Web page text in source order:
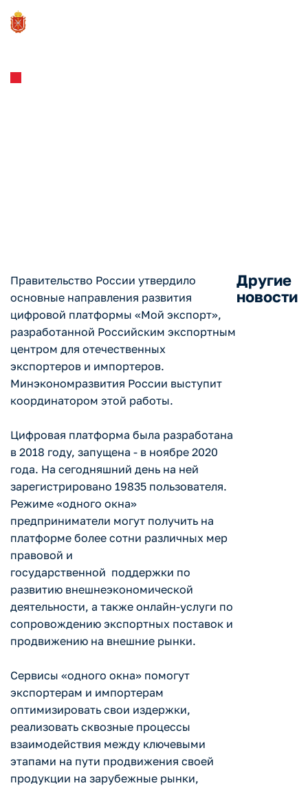
Правительство России утвердило
основные направления развития
цифровой платформы «Мой экспорт»,
разработанной Российским экспортным
центром для отечественных
экспортеров и импортеров.
Минэкономразвития России выступит
координатором этой работы.
Цифровая платформа была разработана
в 2018 году, запущена - в ноябре 2020
года. На сегодняшний день на ней
зарегистрировано 19835 пользователя.
Режиме «одного окна»
предприниматели могут получить на
платформе более сотни различных мер
правовой и
государственной поддержки по
развитию внешнеэкономической
деятельности, а также онлайн-услуги по
сопровождению экспортных поставок и
продвижению на внешние рынки.
Сервисы «одного окна» помогут
экспортерам и импортерам
оптимизировать свои издержки,
реализовать сквозные процессы
взаимодействия между ключевыми
этапами на пути продвижения своей
продукции на зарубежные рынки,
Другие
новости